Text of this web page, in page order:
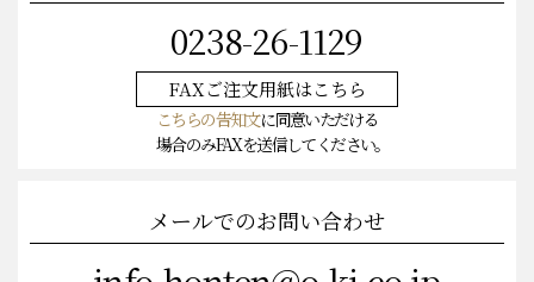
0238-26-1129
FAXご注文用紙はこちら
こちらの告知文に同意いただける
場合のみFAXを送信してください。
メールでのお問い合わせ